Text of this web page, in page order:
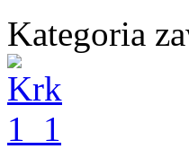
Kategoria